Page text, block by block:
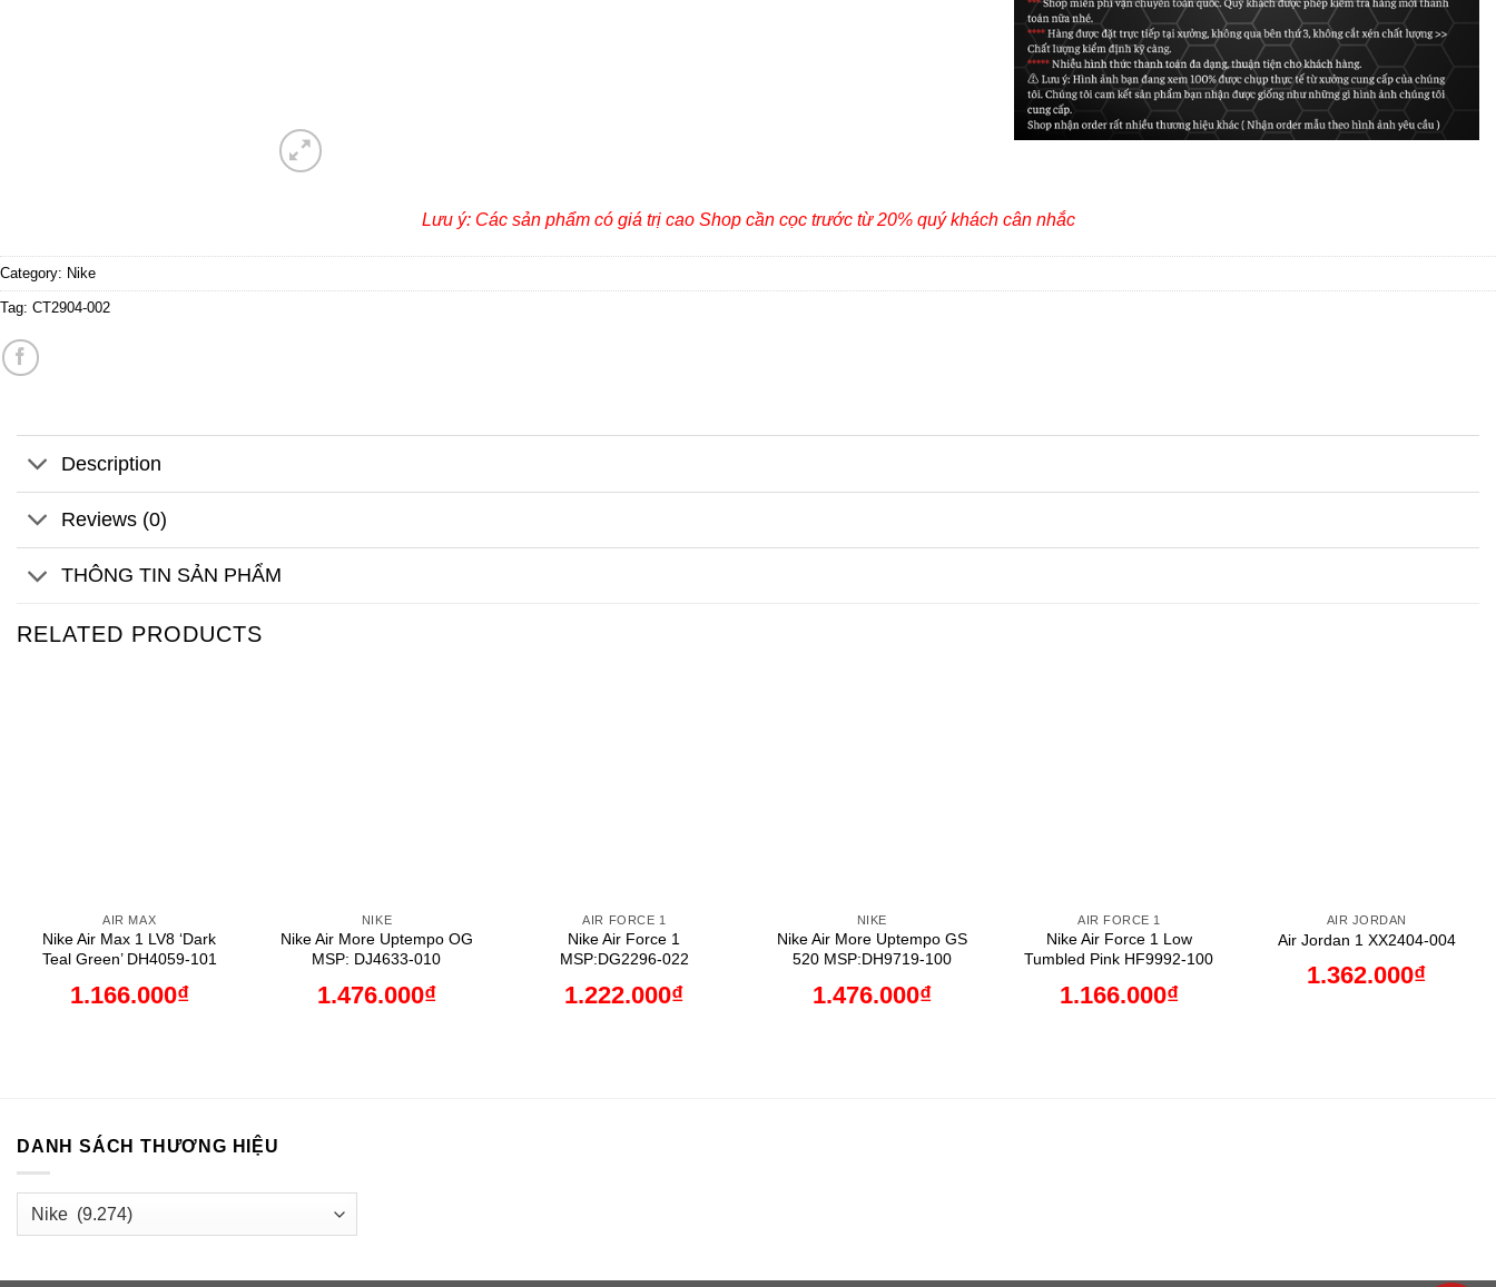
Lưu ý: Các sản phẩm có giá trị cao Shop cần cọc trước từ 20% quý khách cân nhắc
Category: Nike
Tag: CT2904-002
Description
Reviews (0)
THÔNG TIN SẢN PHẨM
RELATED PRODUCTS
AIR MAX
Nike Air Max 1 LV8 ‘Dark
Teal Green’ DH4059-101
1.166.000₫
NIKE
Nike Air More Uptempo OG
MSP: DJ4633-010
1.476.000₫
AIR FORCE 1
Nike Air Force 1
MSP:DG2296-022
1.222.000₫
NIKE
Nike Air More Uptempo GS
520 MSP:DH9719-100
1.476.000₫
AIR FORCE 1
Nike Air Force 1 Low
Tumbled Pink HF9992-100
1.166.000₫
AIR JORDAN
Air Jordan 1 XX2404-004
1.362.000₫
DANH SÁCH THƯƠNG HIỆU